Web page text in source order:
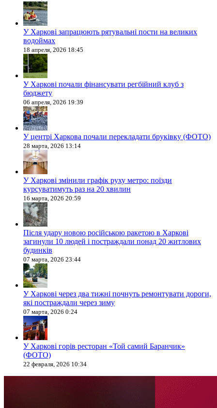
У Харкові запрацюють рятувальні пости на великих
водоймах
18 апреля, 2026 18:45
У Харкові почали фінансувати регбійний клуб з
бюджету
06 апреля, 2026 19:39
У центрі Харкова почали перекладати бруківку (ФОТО)
28 марта, 2026 13:14
У Харкові змінили графік руху метро: поїзди
курсуватимуть раз на 20 хвилин
16 марта, 2026 20:59
Після удару новою російською ракетою в Харкові
загинули 10 людей і постраждали понад 20 житлових
будинків
07 марта, 2026 23:44
У Харкові через два тижні почнуть ремонтувати дороги,
які постраждали через зиму
07 марта, 2026 0:24
У Харкові горів ресторан «Той самий Баранчик»
(ФОТО)
22 февраля, 2026 10:34